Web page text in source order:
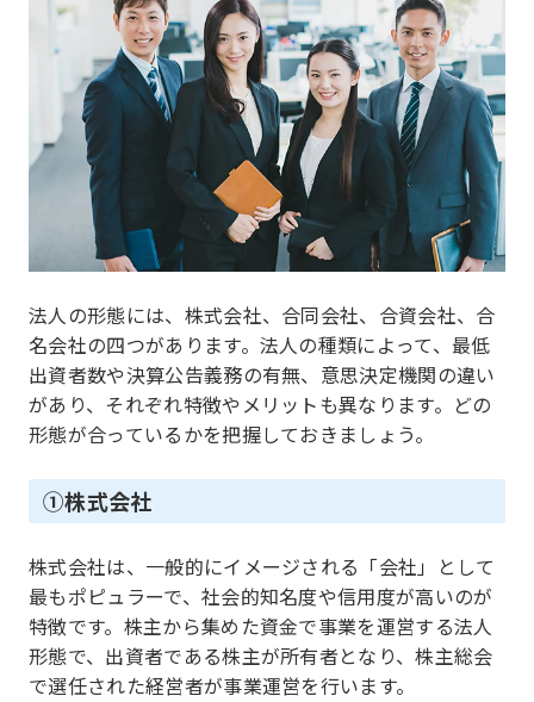
法人の形態には、株式会社、合同会社、合資会社、合
名会社の四つがあります。法人の種類によって、最低
出資者数や決算公告義務の有無、意思決定機関の違い
があり、それぞれ特徴やメリットも異なります。どの
形態が合っているかを把握しておきましょう。
①株式会社
株式会社は、一般的にイメージされる「会社」として
最もポピュラーで、社会的知名度や信用度が高いのが
特徴です。株主から集めた資金で事業を運営する法人
形態で、出資者である株主が所有者となり、株主総会
で選任された経営者が事業運営を行います。